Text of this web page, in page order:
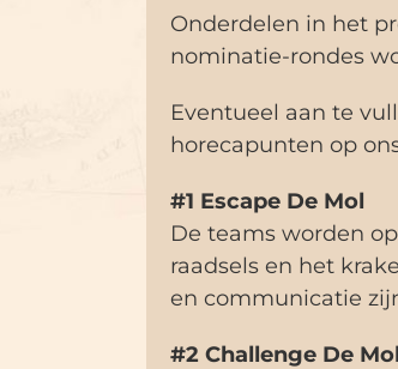
Onderdelen in het
nominatie-rondes
Eventueel aan te
horecapunten op
#1 Escape De Mol
De teams worden
raadsels en het
en communicatie
#2 Challenge De Mol